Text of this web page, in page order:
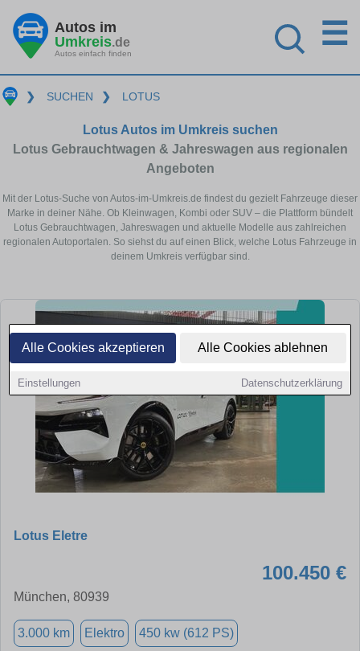
Alle Cookies akzeptieren Alle Cookies ablehnen
Einstellungen Datenschutzerklärung
Autos im
Umkreis.de
Autos einfach finden
☰
❯ SUCHEN ❯ LOTUS
Lotus Autos im Umkreis suchen
Lotus Gebrauchtwagen & Jahreswagen aus regionalen
Angeboten
Mit der Lotus-Suche von Autos-im-Umkreis.de findest du gezielt Fahrzeuge dieser
Marke in deiner Nähe. Ob Kleinwagen, Kombi oder SUV – die Plattform bündelt
Lotus Gebrauchtwagen, Jahreswagen und aktuelle Modelle aus zahlreichen
regionalen Autoportalen. So siehst du auf einen Blick, welche Lotus Fahrzeuge in
deinem Umkreis verfügbar sind.
Lotus Eletre
100.450 €
München, 80939
3.000 km Elektro 450 kw (612 PS)